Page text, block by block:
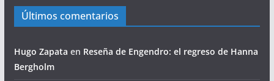
Últimos comentarios
Hugo Zapata en Reseña de Engendro: el regreso de Hanna
Bergholm